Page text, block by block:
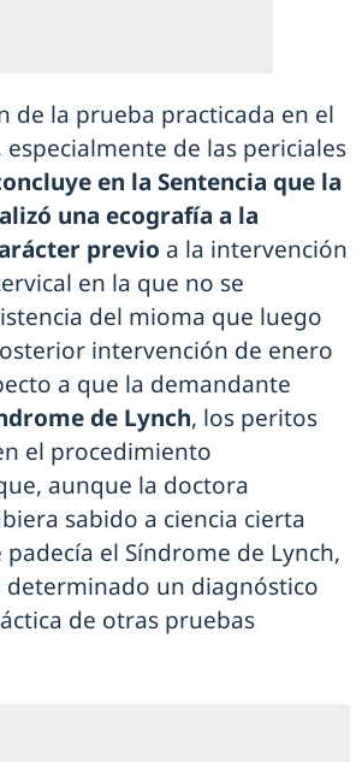
de la prueba practicada en el
de las periciales
en la Sentencia que la
una ecografía a la
previo a la intervención
en la que no se
del mioma que luego
intervención de enero
a que la demandante
de Lynch, los peritos
el procedimiento
aunque la doctora
sabido a ciencia cierta
el Síndrome de Lynch,
un diagnóstico
de otras pruebas